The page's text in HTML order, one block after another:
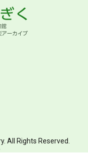
All Rights Reserved.